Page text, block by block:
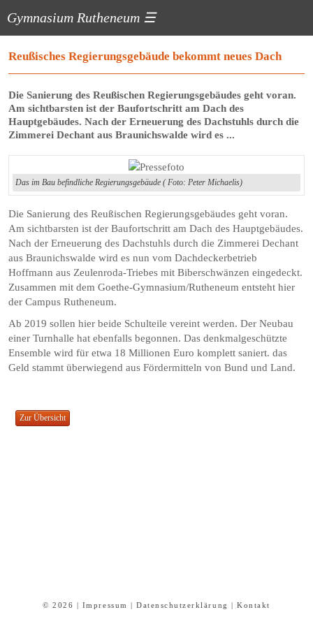
Gymnasium Rutheneum ☰
Reußisches Regierungsgebäude bekommt neues Dach
Die Sanierung des Reußischen Regierungsgebäudes geht voran.
Am sichtbarsten ist der Baufortschritt am Dach des
Hauptgebäudes. Nach der Erneuerung des Dachstuhls durch die
Zimmerei Dechant aus Braunichswalde wird es ...
Das im Bau befindliche Regierungsgebäude ( Foto: Peter Michaelis)
Die Sanierung des Reußischen Regierungsgebäudes geht voran.
Am sichtbarsten ist der Baufortschritt am Dach des Hauptgebäudes.
Nach der Erneuerung des Dachstuhls durch die Zimmerei Dechant
aus Braunichswalde wird es nun vom Dachdeckerbetrieb
Hoffmann aus Zeulenroda-Triebes mit Biberschwänzen eingedeckt.
Zusammen mit dem Goethe-Gymnasium/Rutheneum entsteht hier
der Campus Rutheneum.
Ab 2019 sollen hier beide Schulteile vereint werden. Der Neubau
einer Turnhalle hat ebenfalls begonnen. Das denkmalgeschützte
Ensemble wird für etwa 18 Millionen Euro komplett saniert. das
Geld stammt überwiegend aus Fördermitteln von Bund und Land.
© 2026 | Impressum |Datenschutzerklärung |Kontakt